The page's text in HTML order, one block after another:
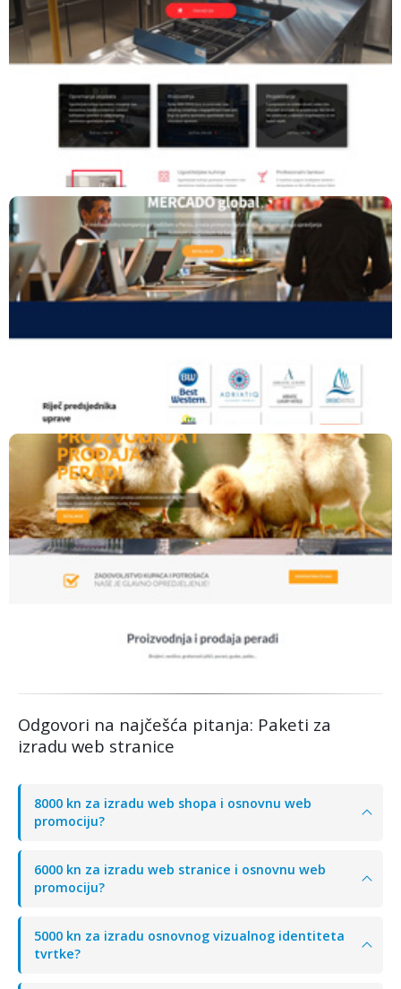
Inox Frigo
Wordpress CMS
Premium predložak
www.inoxfrigo.hr
Mercado global
Premium predložak
Piliko Mil
Joomla CMS
Premium predložak
Odgovori na najčešća pitanja: Paketi za
izradu web stranice
8000 kn za izradu web shopa i osnovnu web
promociju?
6000 kn za izradu web stranice i osnovnu web
promociju?
5000 kn za izradu osnovnog vizualnog identiteta
tvrtke?